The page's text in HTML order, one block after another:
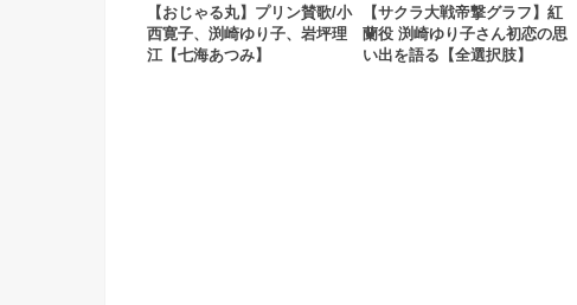
【おじゃる丸】プリン賛歌/小
西寛子、渕崎ゆり子、岩坪理
江【七海あつみ】
【サクラ大戦帝撃グラフ】紅
蘭役 渕崎ゆり子さん初恋の思
い出を語る【全選択肢】